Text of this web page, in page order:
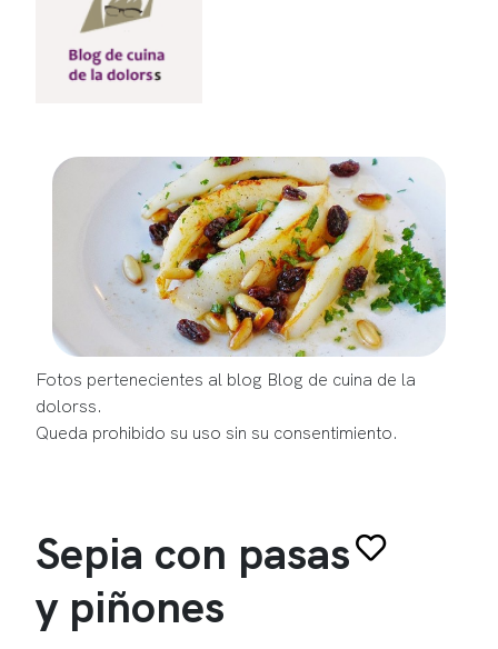
Fotos pertenecientes al blog Blog de cuina de la
dolorss.
Queda prohibido su uso sin su consentimiento.
Sepia con pasas
y piñones